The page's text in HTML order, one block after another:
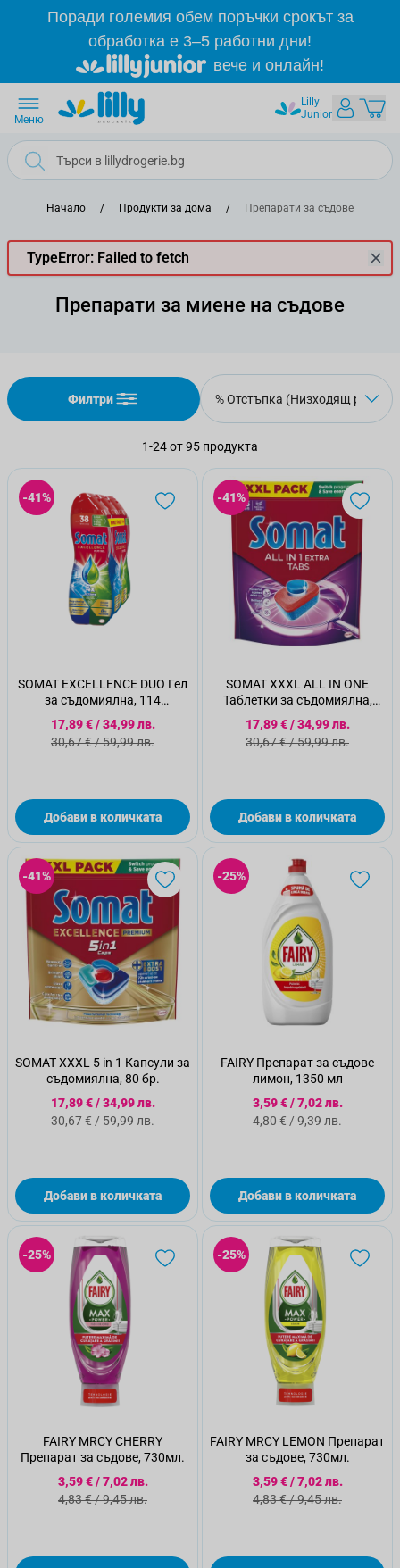
Прескачане към съдържанието
Поради големия обем поръчки срокът за
обработка е 3–5 работни дни!
вече и онлайн!
Lilly
Junior
Меню
Начало / Продукти за дома / Препарати за съдове
TypeError: Failed to fetch
Препарати за миене на съдове
Филтри
1-24от95 продукта
-41%
SOMAT EXCELLENCE DUO Гел
за съдомиялна, 114
измивания
Специална цена
17,89 €/34,99 лв.
Стандартна цена
30,67 €/59,99 лв.
Добави в количката
-41%
SOMAT XXXL ALL IN ONE
Таблетки за съдомиялна,
115бр.
Специална цена
17,89 €/34,99 лв.
Стандартна цена
30,67 €/59,99 лв.
Добави в количката
-41%
SOMAT XXXL 5 in 1 Капсули за
съдомиялна, 80 бр.
Специална цена
17,89 €/34,99 лв.
Стандартна цена
30,67 €/59,99 лв.
Добави в количката
-25%
FAIRY Препарат за съдове
лимон, 1350 мл
Специална цена
3,59 €/7,02 лв.
Стандартна цена
4,80 €/9,39 лв.
Добави в количката
-25%
FAIRY MRCY CHERRY
Препарат за съдове, 730мл.
Специална цена
3,59 €/7,02 лв.
Стандартна цена
4,83 €/9,45 лв.
-25%
FAIRY MRCY LEMON Препарат
за съдове, 730мл.
Специална цена
3,59 €/7,02 лв.
Стандартна цена
4,83 €/9,45 лв.